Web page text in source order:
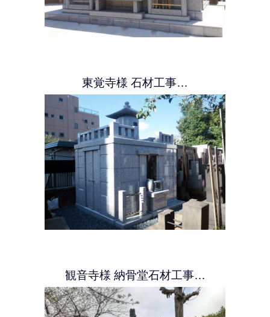
東覚寺様 石材工事…
観音寺様 納骨堂石材工事…